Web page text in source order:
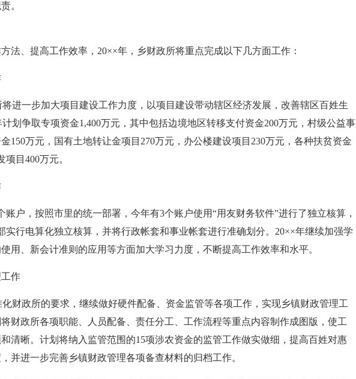
。
法、提高工作效率，20××年，乡财政所将重点完成以下几方面工作：
将进一步加大项目建设工作力度，以项目建设带动辖区经济发展，改善辖区百姓生
划争取专项资金1,400万元，其中包括边境地区转移支付资金200万元，村级公益事
150万元，国有土地转让金项目270万元，办公楼建设项目230万元，各种扶贫资金
目400万元。
账户，按照市里的统一部署，今年有3个账户使用“用友财务软件”进行了独立核算，
实行电算化独立核算，并将行政帐套和事业帐套进行准确划分。20××年继续加强学
用、新会计准则的应用等方面加大学习力度，不断提高工作效率和水平。
作
化财政所的要求，继续做好硬件配备、资金监管等各项工作，实现乡镇财政管理工
财政所各项职能、人员配备、责任分工、工作流程等重点内容制作成图版，使工
清晰。计划将纳入监管范围的15项涉农资金的监管工作做实做细，提高百姓对惠
并进一步完善乡镇财政管理各项备查材料的归档工作。